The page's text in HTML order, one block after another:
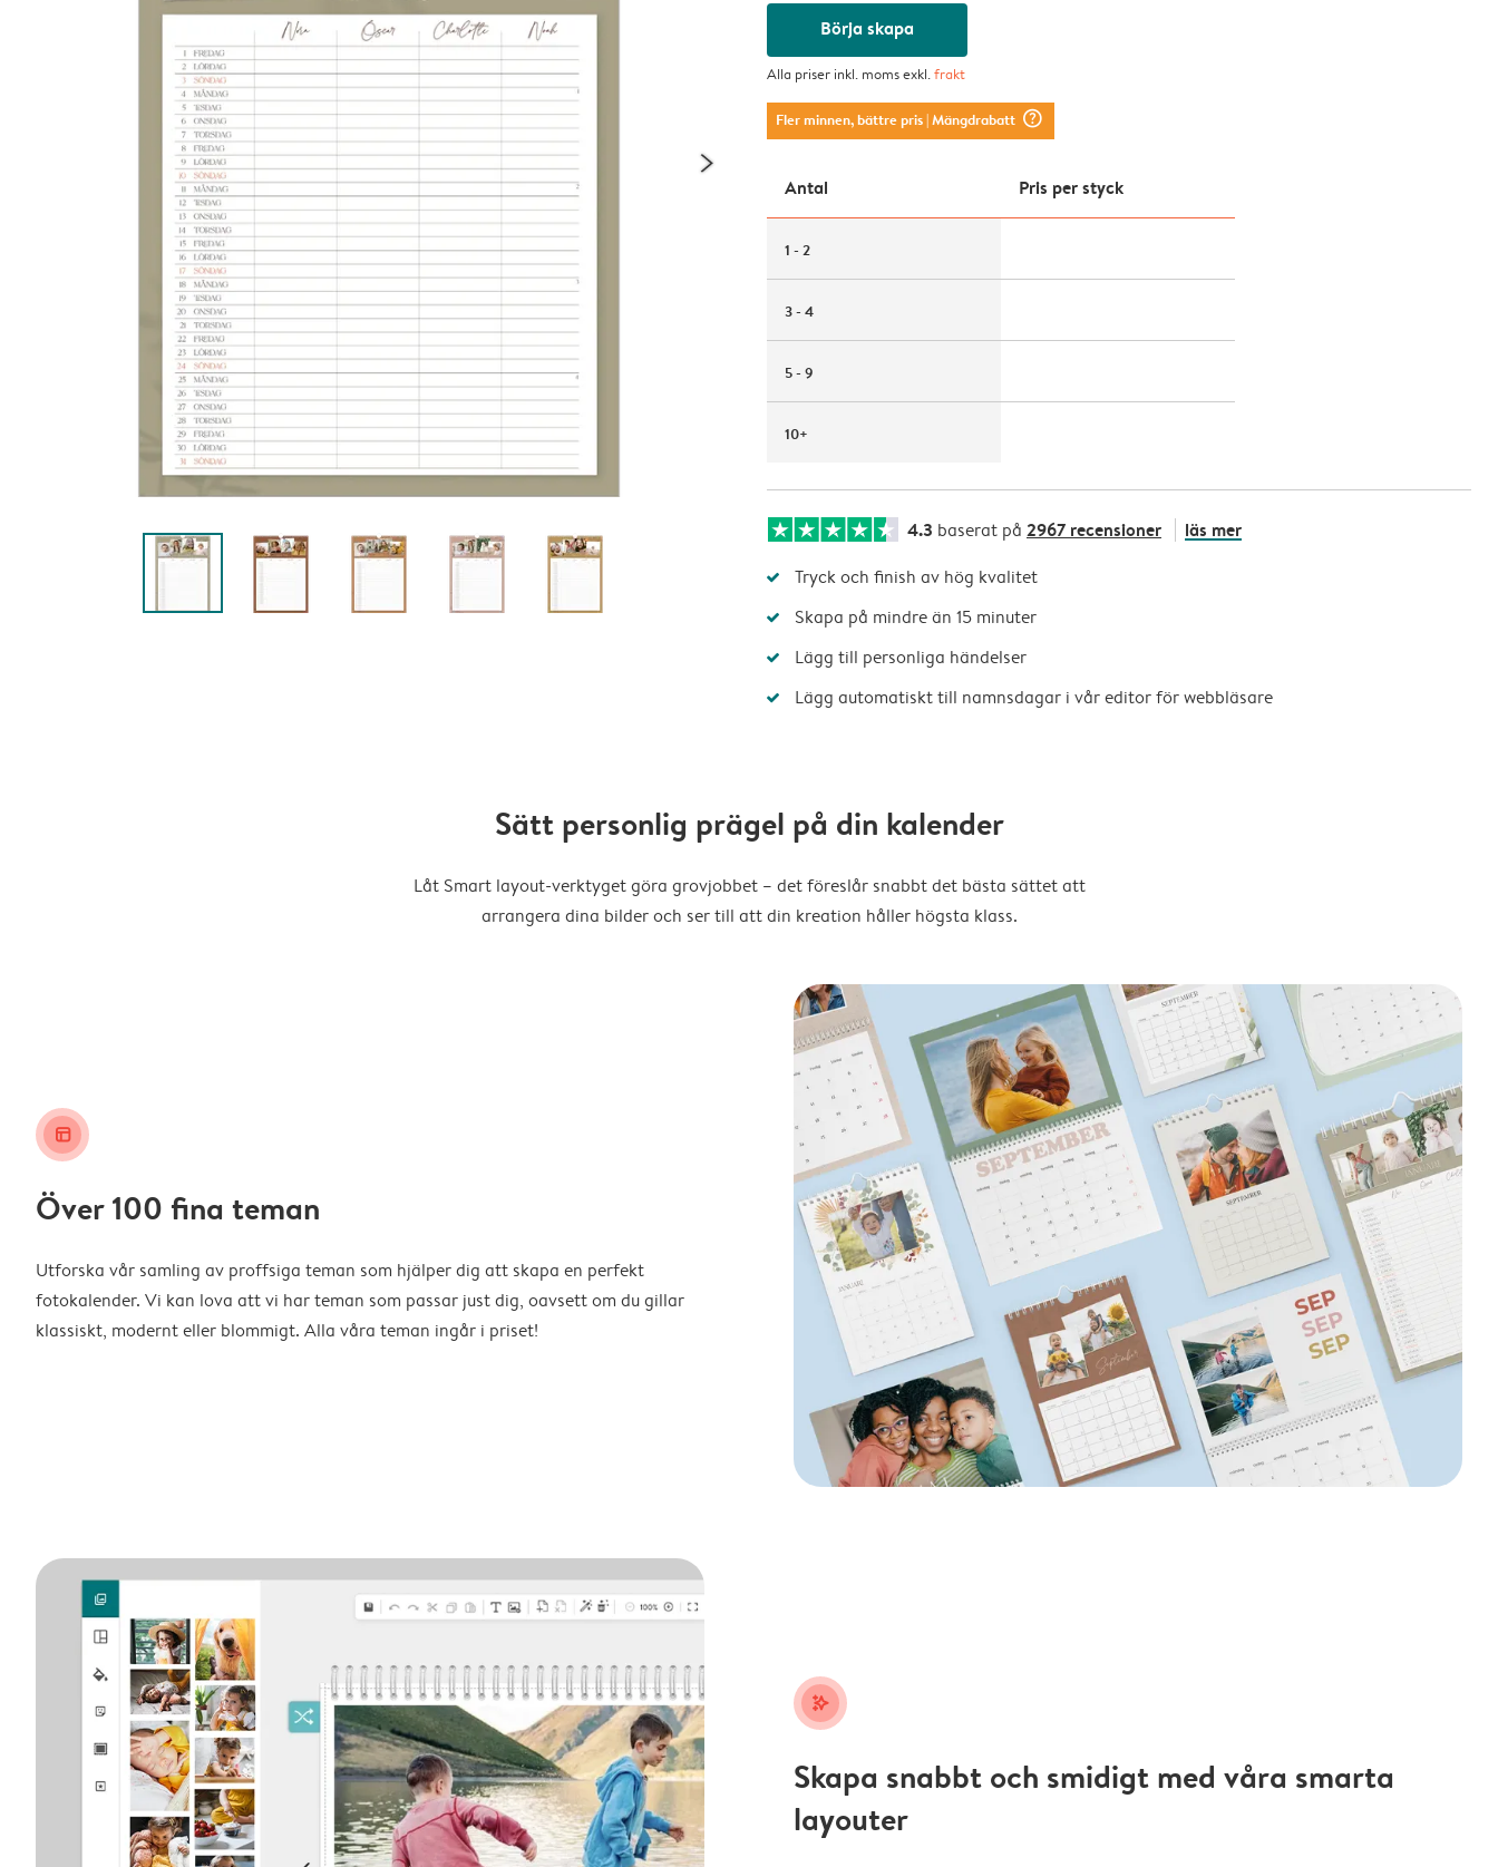
Börja skapa
Alla priser inkl. moms exkl.frakt
Fler minnen, bättre pris| Mängdrabatt question_mark_circle
Antal Pris per styck
1 - 2
3 - 4
5 - 9
10+
4.3 baserat på 2967 recensioner läs mer
Tryck och finish av hög kvalitet
Skapa på mindre än 15 minuter
Lägg till personliga händelser
Lägg automatiskt till namnsdagar i vår editor för webbläsare
Sätt personlig prägel på din kalender
Låt Smart layout-verktyget göra grovjobbet – det föreslår snabbt det bästa sättet att
arrangera dina bilder och ser till att din kreation håller högsta klass.
layout_alt
Över 100 fina teman
Utforska vår samling av proffsiga teman som hjälper dig att skapa en perfekt
fotokalender. Vi kan lova att vi har teman som passar just dig, oavsett om du gillar
klassiskt, modernt eller blommigt. Alla våra teman ingår i priset!
stars_plus
Skapa snabbt och smidigt med våra smarta
layouter